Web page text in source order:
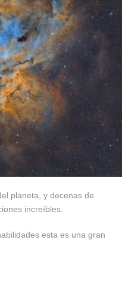
planeta, y decenas de
increíbles.
esta es una gran